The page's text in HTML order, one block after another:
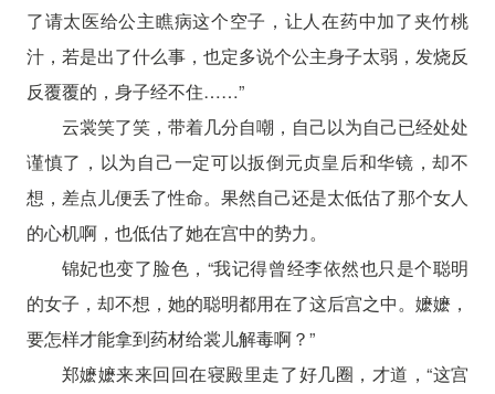
了请太医给公主瞧病这个空子，让人在药中加了夹竹桃
汁，若是出了什么事，也定多说个公主身子太弱，发烧反
反覆覆的，身子经不住……”
云裳笑了笑，带着几分自嘲，自己以为自己已经处处
谨慎了，以为自己一定可以扳倒元贞皇后和华镜，却不
想，差点儿便丢了性命。果然自己还是太低估了那个女人
的心机啊，也低估了她在宫中的势力。
锦妃也变了脸色，“我记得曾经李依然也只是个聪明
的女子，却不想，她的聪明都用在了这后宫之中。嬷嬷，
要怎样才能拿到药材给裳儿解毒啊？”
郑嬷嬷来来回回在寝殿里走了好几圈，才道，“这宫